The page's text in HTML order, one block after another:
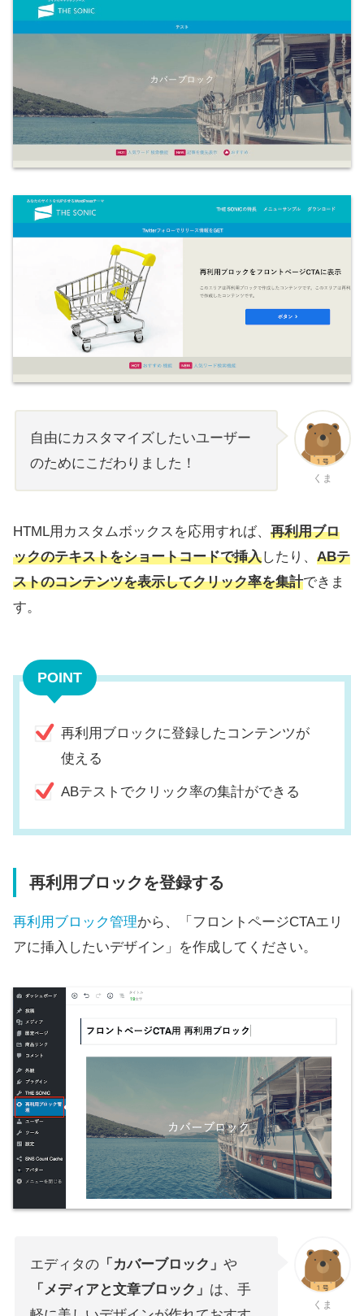
自由にカスタマイズしたいユーザー
のためにこだわりました！
くま
HTML用カスタムボックスを応用すれば、 再利用ブロ
ックのテキストをショートコードで挿入したり、 ABテ
ストのコンテンツを表示してクリック率を集計できま
す。
POINT
再利用ブロックに登録したコンテンツが
使える
ABテストでクリック率の集計ができる
再利用ブロックを登録する
再利用ブロック管理から、「フロントページCTAエリ
アに挿入したいデザイン」を作成してください。
エディタの 「カバーブロック」 や
「メディアと文章ブロック」 は、手
くま